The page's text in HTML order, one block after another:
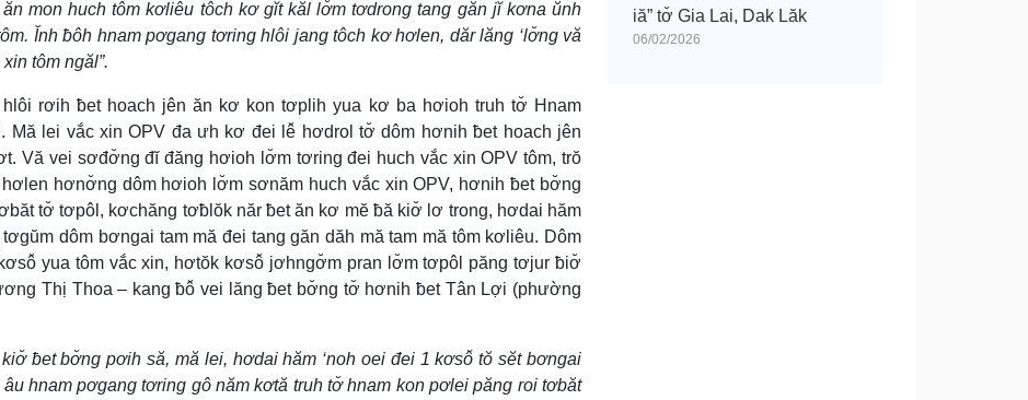
mon huch tôm kơliêu tôch kơ gĭt kăl lơ̆m tơdrong tang găn jĭ kơna ŭnh
Ĭnh ƀôh hnam pơgang tơring hlôi jang tôch kơ hơlen, dăr lăng ‘lơ̆ng vă
tôm ngăl”.
rơih ƀet hoach jên ăn kơ kon tơplih yua kơ ba hơioh truh tơ̆ Hnam
Mă lei vắc xin OPV đa ưh kơ đei lê̆ hơdrol tơ̆ dôm hơnih ƀet hoach jên
Vă vei sơđơ̆ng đĭ đăng hơioh lơ̆m tơring đei huch vắc xin OPV tôm, trŏ
hơnơ̆ng dôm hơioh lơ̆m sơnăm huch vắc xin OPV, hơnih ƀet bơ̆ng
tơ̆ tơpôl, kơchăng tơƀlŏk năr ƀet ăn kơ mĕ ƀă kiơ̆ lơ trong, hơdai hăm
dôm bơngai tam mă đei tang găn dăh mă tam mă tôm kơliêu. Dôm
yua tôm vắc xin, hơtŏk kơsô̆ jơhngơ̆m pran lơ̆m tơpôl păng tơjur ƀiơ̆
Thị Thoa – kang ƀô̆ vei lăng ƀet bơ̆ng tơ̆ hơnih ƀet Tân Lợi (phường
ƀet bơ̆ng pơih să, mă lei, hơdai hăm ‘noh oei đei 1 kơsô̆ tŏ sĕt bơngai
hnam pơgang tơring gô năm kơtă truh tơ̆ hnam kon pơlei păng roi tơbăt
iă” tơ̆ Gia Lai, Dak Lăk
06/02/2026